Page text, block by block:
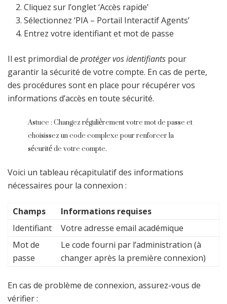
Cliquez sur l’onglet ‘Accès rapide’
Sélectionnez ‘PIA – Portail Interactif Agents’
Entrez votre identifiant et mot de passe
Il est primordial de protéger vos identifiants pour
garantir la sécurité de votre compte. En cas de perte,
des procédures sont en place pour récupérer vos
informations d’accès en toute sécurité.
Astuce : Changez régulièrement votre mot de passe et
choisissez un code complexe pour renforcer la
sécurité de votre compte.
Voici un tableau récapitulatif des informations
nécessaires pour la connexion :
Champs
Informations requises
Identifiant
Votre adresse email académique
Mot de
passe
Le code fourni par l’administration (à
changer après la première connexion)
En cas de problème de connexion, assurez-vous de
vérifier :